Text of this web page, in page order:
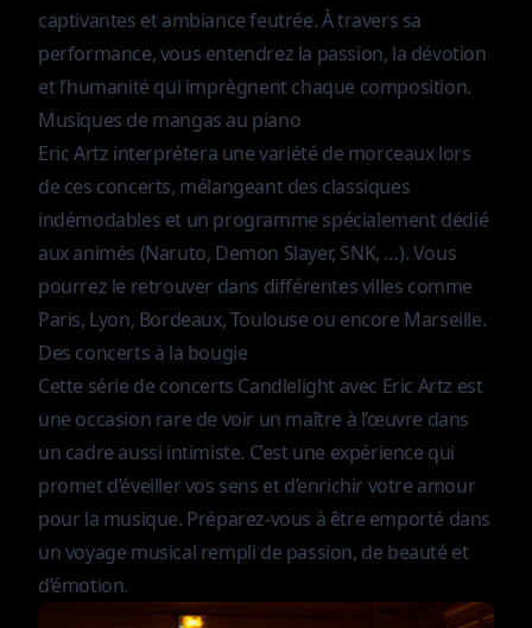
captivantes et ambiance feutrée. À travers sa
performance, vous entendrez la passion, la dévotion
et l’humanité qui imprègnent chaque composition.
Musiques de mangas au piano
Eric Artz interprétera une variété de morceaux lors
de ces concerts, mélangeant des classiques
indémodables et un programme spécialement dédié
aux animés (Naruto, Demon Slayer, SNK, …). Vous
pourrez le retrouver dans différentes villes comme
Paris, Lyon, Bordeaux, Toulouse ou encore Marseille.
Des concerts à la bougie
Cette série de concerts Candlelight avec Eric Artz est
une occasion rare de voir un maître à l’œuvre dans
un cadre aussi intimiste. C’est une expérience qui
promet d’éveiller vos sens et d’enrichir votre amour
pour la musique. Préparez-vous à être emporté dans
un voyage musical rempli de passion, de beauté et
d’émotion.